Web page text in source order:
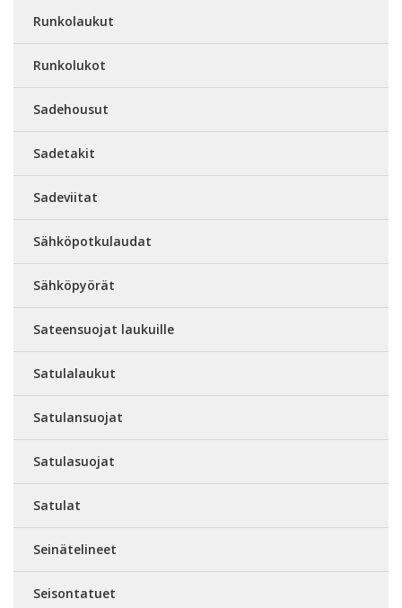
Runkolaukut
Runkolukot
Sadehousut
Sadetakit
Sadeviitat
Sähköpotkulaudat
Sähköpyörät
Sateensuojat laukuille
Satulalaukut
Satulansuojat
Satulasuojat
Satulat
Seinätelineet
Seisontatuet